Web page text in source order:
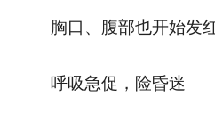
胸口、腹部也开始发
呼吸急促，险昏迷